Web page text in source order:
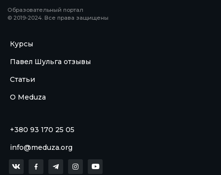
Образовательный портал
© 2019-2024. Все права защищены
Курсы
Павел Шульга отзывы
Статьи
О Meduza
+380 93 170 25 05
info@meduza.org